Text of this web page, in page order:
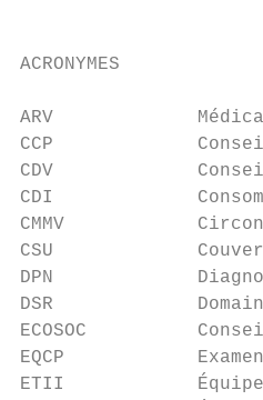
ACRONYMES
ARV
CCP             Conseil
CDV
CDI
CMMV
CSU
DPN
DSR
ECOSOC
EQCP
ETII